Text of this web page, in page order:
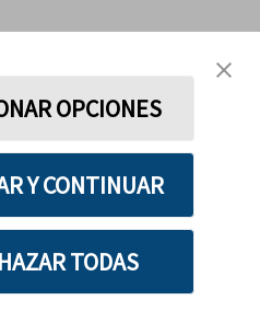
OPCIONES
Y CONTINUAR
TODAS